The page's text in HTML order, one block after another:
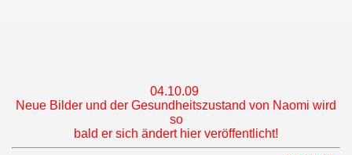
04.10.09
Neue Bilder und der Gesundheitszustand von Naomi wird
so
bald er sich ändert hier veröffentlicht!